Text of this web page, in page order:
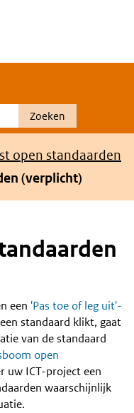
Zoeken
open standaarden
(verplicht)
een 'Pas toe of leg uit'-
standaard klikt, gaat
van de standaard
open
uw ICT-project een
waarschijnlijk